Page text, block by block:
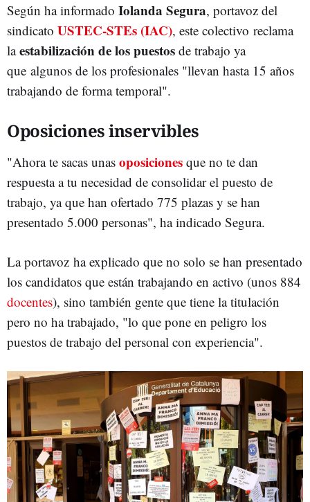
Según ha informado Iolanda Segura, portavoz del
sindicato USTEC-STEs (IAC), este colectivo reclama
laestabilización de los puestos de trabajo ya
que algunos de los profesionales "llevan hasta 15 años
trabajando de forma temporal".
Oposiciones inservibles
"Ahora te sacas unas oposiciones que no te dan
respuesta a tu necesidad de consolidar el puesto de
trabajo, ya que han ofertado 775 plazas y se han
presentado 5.000 personas", ha indicado Segura.
La portavoz ha explicado que no solo se han presentado
los candidatos que están trabajando en activo (unos 884
docentes), sino también gente que tiene la titulación
pero no ha trabajado, "lo que pone en peligro los
puestos de trabajo del personal con experiencia".